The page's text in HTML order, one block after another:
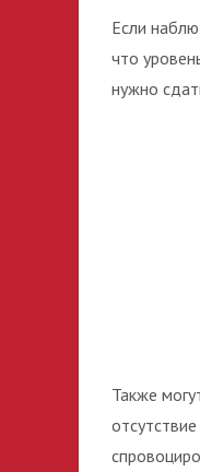
Если
что
нужно
Также